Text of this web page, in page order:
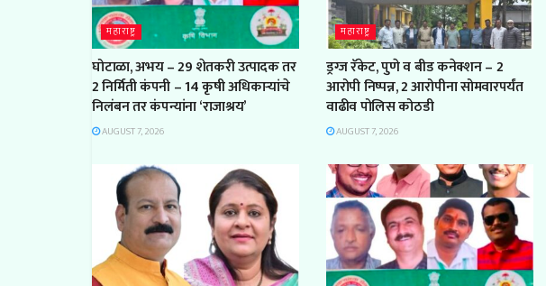
महाराष्ट्र
घोटाळा, अभय – 29 शेतकरी उत्पादक तर
2 निर्मिती कंपनी – 14 कृषी अधिकाऱ्यांचे
निलंबन तर कंपन्यांना ‘राजाश्रय’
AUGUST 7, 2026
महाराष्ट्र
ड्रग्ज रॅकेट, पुणे व बीड कनेक्शन – 2
आरोपी निष्पन्न, 2 आरोपीना सोमवारपर्यंत
वाढीव पोलिस कोठडी
AUGUST 7, 2026